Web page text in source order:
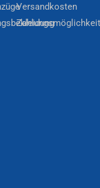
Versandkosten